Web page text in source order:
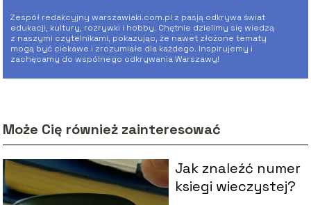
Zespół redakcyjny warszawiaki.com.pl z pasją odkrywa świat
edukacji, kultury, rozrywki i hobby. Chętnie dzielimy się wiedzą
z naszymi czytelnikami, pokazując, że nawet złożone tematy
mogą być ciekawe i zrozumiałe dla każdego. Inspirujemy i
zachęcamy do wspólnego odkrywania Warszawy!
Może Cię również zainteresować
Jak znaleźć numer
ksiegi wieczystej?